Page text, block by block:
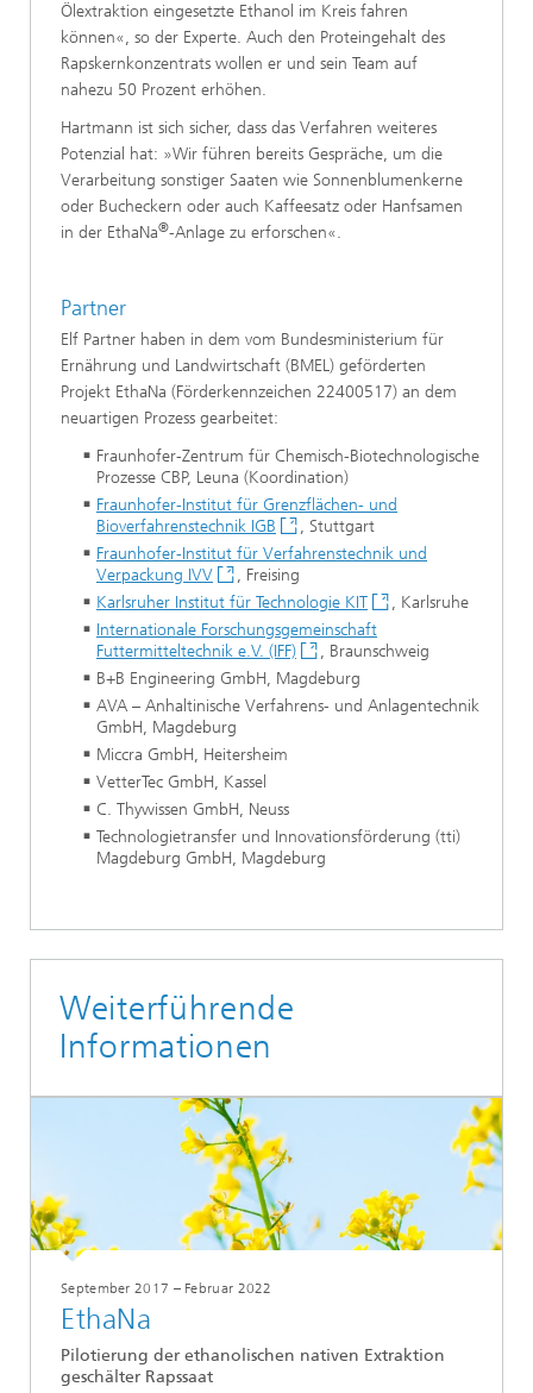
Ölextraktion eingesetzte Ethanol im Kreis fahren
können«, so der Experte. Auch den Proteingehalt des
Rapskernkonzentrats wollen er und sein Team auf
nahezu 50 Prozent erhöhen.
Hartmann ist sich sicher, dass das Verfahren weiteres
Potenzial hat: »Wir führen bereits Gespräche, um die
Verarbeitung sonstiger Saaten wie Sonnenblumenkerne
oder Bucheckern oder auch Kaffeesatz oder Hanfsamen
in der EthaNa®-Anlage zu erforschen«.
Partner
Elf Partner haben in dem vom Bundesministerium für
Ernährung und Landwirtschaft (BMEL) geförderten
Projekt EthaNa (Förderkennzeichen 22400517) an dem
neuartigen Prozess gearbeitet:
Fraunhofer-Zentrum für Chemisch-Biotechnologische
Prozesse CBP, Leuna (Koordination)
Fraunhofer-Institut für Grenzflächen- und
Bioverfahrenstechnik IGB
, Stuttgart
Fraunhofer-Institut für Verfahrenstechnik und
Verpackung IVV
, Freising
Karlsruher Institut für Technologie KIT
, Karlsruhe
Internationale Forschungsgemeinschaft
Futtermitteltechnik e.V. (IFF)
, Braunschweig
B+B Engineering GmbH, Magdeburg
AVA – Anhaltinische Verfahrens- und Anlagentechnik
GmbH, Magdeburg
Miccra GmbH, Heitersheim
VetterTec GmbH, Kassel
C. Thywissen GmbH, Neuss
Technologietransfer und Innovationsförderung (tti)
Magdeburg GmbH, Magdeburg
Weiterführende
Informationen
September 2017 – Februar 2022
EthaNa
Pilotierung der ethanolischen nativen Extraktion
geschälter Rapssaat